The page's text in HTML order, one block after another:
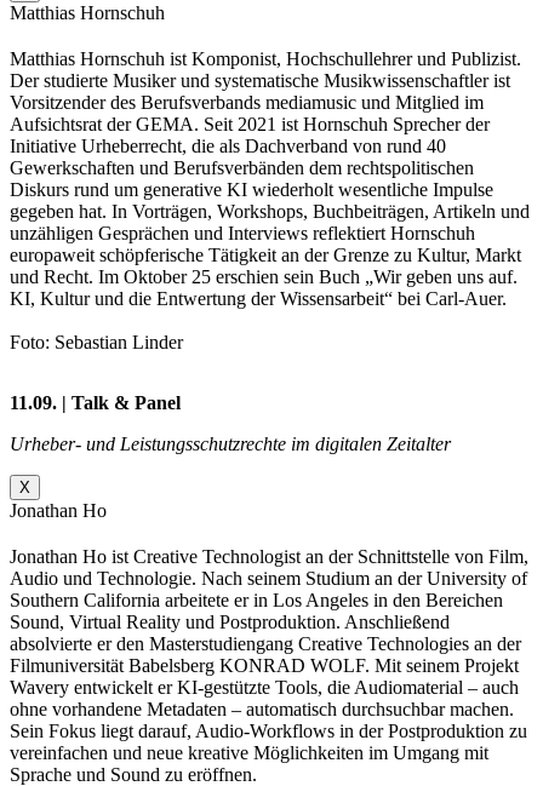
Matthias Hornschuh
Matthias Hornschuh ist Komponist, Hochschullehrer und Publizist.
Der studierte Musiker und systematische Musikwissenschaftler ist
Vorsitzender des Berufsverbands mediamusic und Mitglied im
Aufsichtsrat der GEMA. Seit 2021 ist Hornschuh Sprecher der
Initiative Urheberrecht, die als Dachverband von rund 40
Gewerkschaften und Berufsverbänden dem rechtspolitischen
Diskurs rund um generative KI wiederholt wesentliche Impulse
gegeben hat. In Vorträgen, Workshops, Buchbeiträgen, Artikeln und
unzähligen Gesprächen und Interviews reflektiert Hornschuh
europaweit schöpferische Tätigkeit an der Grenze zu Kultur, Markt
und Recht. Im Oktober 25 erschien sein Buch „Wir geben uns auf.
KI, Kultur und die Entwertung der Wissensarbeit“ bei Carl-Auer.
Foto: Sebastian Linder
11.09. | Talk & Panel
Urheber- und Leistungsschutzrechte im digitalen Zeitalter
X
Jonathan Ho
Jonathan Ho ist Creative Technologist an der Schnittstelle von Film,
Audio und Technologie. Nach seinem Studium an der University of
Southern California arbeitete er in Los Angeles in den Bereichen
Sound, Virtual Reality und Postproduktion. Anschließend
absolvierte er den Masterstudiengang Creative Technologies an der
Filmuniversität Babelsberg KONRAD WOLF. Mit seinem Projekt
Wavery entwickelt er KI-gestützte Tools, die Audiomaterial – auch
ohne vorhandene Metadaten – automatisch durchsuchbar machen.
Sein Fokus liegt darauf, Audio-Workflows in der Postproduktion zu
vereinfachen und neue kreative Möglichkeiten im Umgang mit
Sprache und Sound zu eröffnen.